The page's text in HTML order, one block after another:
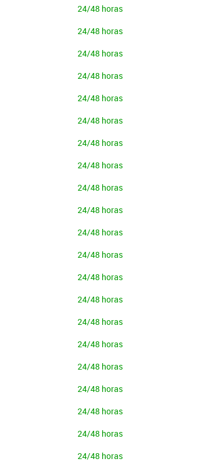
24/48 horas
24/48 horas
24/48 horas
24/48 horas
24/48 horas
24/48 horas
24/48 horas
24/48 horas
24/48 horas
24/48 horas
24/48 horas
24/48 horas
24/48 horas
24/48 horas
24/48 horas
24/48 horas
24/48 horas
24/48 horas
24/48 horas
24/48 horas
24/48 horas